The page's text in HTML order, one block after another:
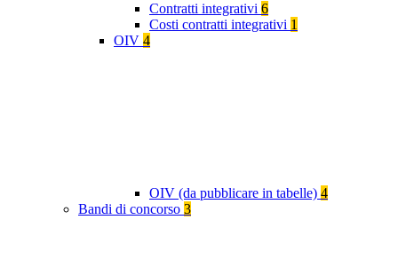
Contratti integrativi 6
Costi contratti integrativi 1
OIV 4
OIV (da pubblicare in tabelle) 4
Bandi di concorso 3